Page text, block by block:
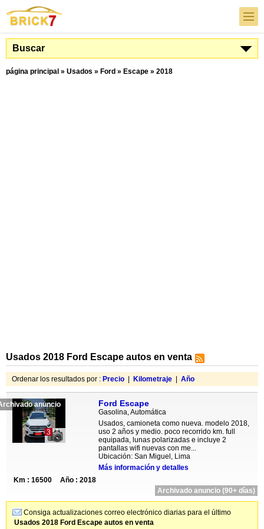
Buscar
página principal » Usados » Ford » Escape » 2018
Usados 2018 Ford Escape autos en venta
Ordenar los resultados por : Precio Kilometraje Año
anuncio
3
Ford Escape
Gasolina, Automática
Usados, camioneta como nueva. modelo 2018,
uso 2 años y medio. poco recorrido km. full
equipada, lunas polarizadas e incluye 2
pantallas wifi nuevas con me...
Ubicación: San Miguel, Lima
Más información y detalles
Km : 16500
Año : 2018
Archivado anuncio (90+ días)
Consiga actualizaciones correo electrónico diarias para el último
Usados 2018 Ford Escape autos en venta